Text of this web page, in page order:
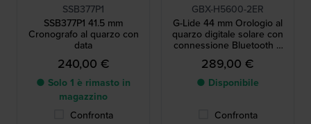
SSB377P1
SSB377P1 41.5 mm
Cronografo al quarzo con
data
240,00 €
● Solo 1 è rimasto in
magazzino
Confronta
GBX-H5600-2ER
G-Lide 44 mm Orologio al
quarzo digitale solare con
connessione Bluetooth e
display MIP
289,00 €
● Disponibile
Confronta